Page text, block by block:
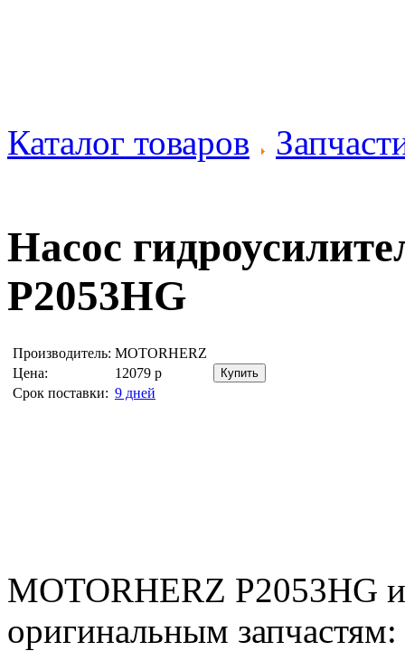
Каталог товаров
Насос
P2053HG
Производитель: MOTORHERZ
Цена:
12079 р
Срок поставки: 9 дней
MOTORHERZ P2053HG
оригинальным запчастям: